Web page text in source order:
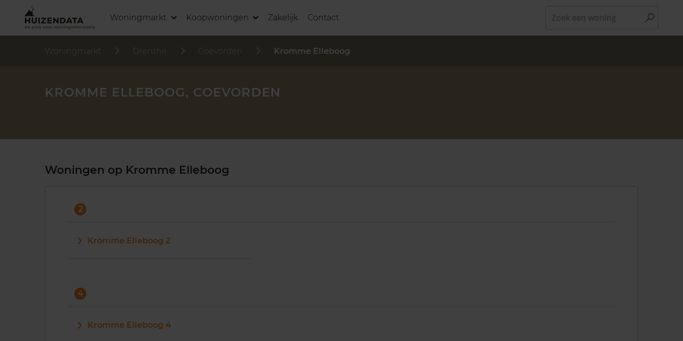
Woningmarkt Koopwoningen Zakelijk Contact
Woningmarkt Drenthe Coevorden Kromme Elleboog
KROMME ELLEBOOG, COEVORDEN
Woningen op Kromme Elleboog
2
Kromme Elleboog 2
4
Kromme Elleboog 4